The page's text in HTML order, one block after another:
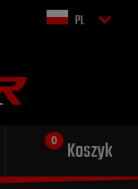
PL
Koszyk
wydech dla Twojego